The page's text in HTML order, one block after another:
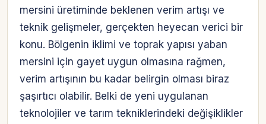
mersini üretiminde beklenen verim artışı ve
teknik gelişmeler, gerçekten heyecan verici bir
konu. Bölgenin iklimi ve toprak yapısı yaban
mersini için gayet uygun olmasına rağmen,
verim artışının bu kadar belirgin olması biraz
şaşırtıcı olabilir. Belki de yeni uygulanan
teknolojiler ve tarım tekniklerindeki değişiklikler